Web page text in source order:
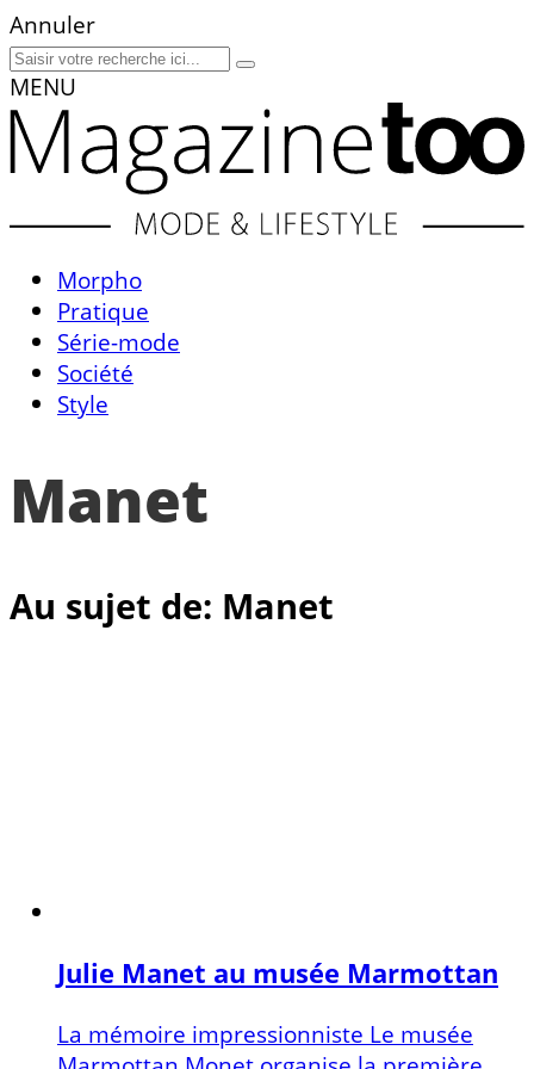
Annuler
MENU
Morpho
Pratique
Série-mode
Société
Style
Manet
Au sujet de: Manet
Julie Manet au musée Marmottan
La mémoire impressionniste Le musée